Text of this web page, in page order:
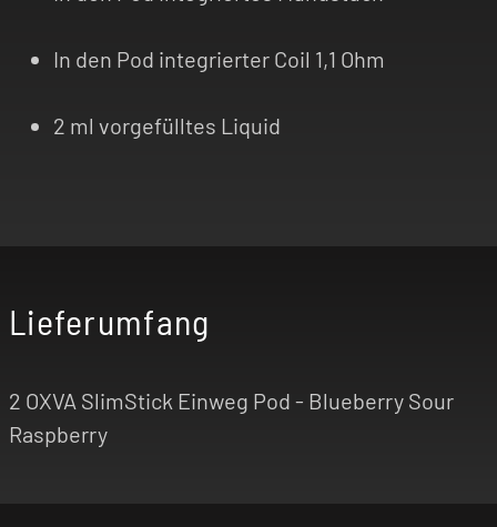
In den Pod integrierter Coil 1,1 Ohm
2 ml vorgefülltes Liquid
Lieferumfang
2 OXVA SlimStick Einweg Pod - Blueberry Sour
Raspberry